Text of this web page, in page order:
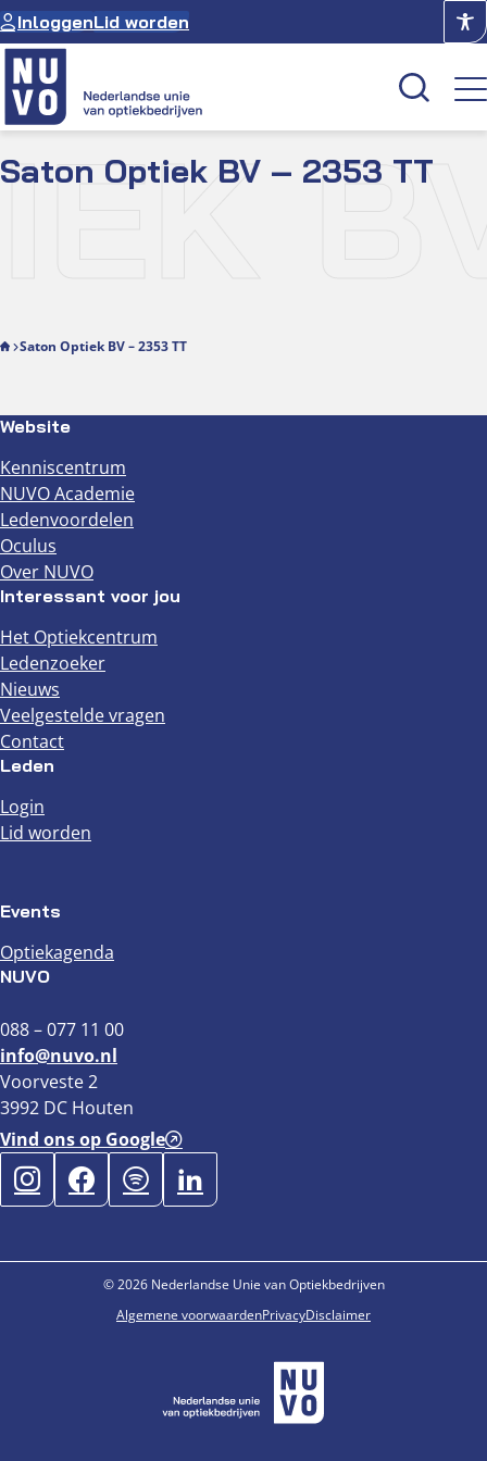
Ga
naar
de
inhoud
InloggenLid worden
Saton Optiek BV – 2353 TT
Saton Optiek BV – 2353 TT
Website
Kenniscentrum
NUVO Academie
Ledenvoordelen
Oculus
Over NUVO
Interessant voor jou
Het Optiekcentrum
Ledenzoeker
Nieuws
Veelgestelde vragen
Contact
Leden
Login
Lid worden
Events
Optiekagenda
NUVO
088 – 077 11 00
info@nuvo.nl
Voorveste 2
3992 DC Houten
Vind ons op Google
© 2026 Nederlandse Unie van Optiekbedrijven
Algemene voorwaardenPrivacyDisclaimer